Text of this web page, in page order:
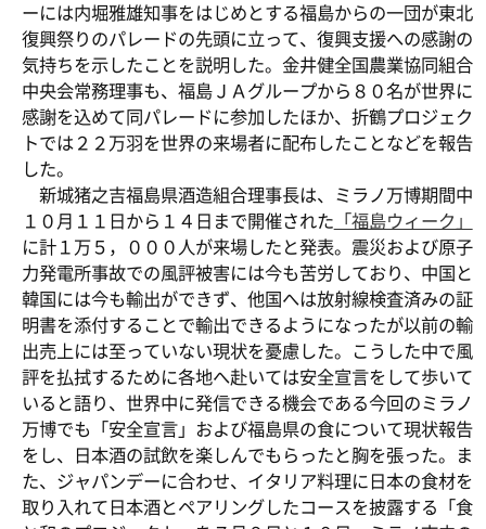
ーには内堀雅雄知事をはじめとする福島からの一団が東北
復興祭りのパレードの先頭に立って、復興支援への感謝の
気持ちを示したことを説明した。金井健全国農業協同組合
中央会常務理事も、福島ＪＡグループから８０名が世界に
感謝を込めて同パレードに参加したほか、折鶴プロジェク
トでは２２万羽を世界の来場者に配布したことなどを報告
した。
新城猪之吉福島県酒造組合理事長は、ミラノ万博期間中
１０月１１日から１４日まで開催された 「福島ウィーク」
に計１万５，０００人が来場したと発表。震災および原子
力発電所事故での風評被害には今も苦労しており、中国と
韓国には今も輸出ができず、他国へは放射線検査済みの証
明書を添付することで輸出できるようになったが以前の輸
出売上には至っていない現状を憂慮した。こうした中で風
評を払拭するために各地へ赴いては安全宣言をして歩いて
いると語り、世界中に発信できる機会である今回のミラノ
万博でも「安全宣言」および福島県の食について現状報告
をし、日本酒の試飲を楽しんでもらったと胸を張った。ま
た、ジャパンデーに合わせ、イタリア料理に日本の食材を
取り入れて日本酒とペアリングしたコースを披露する「食